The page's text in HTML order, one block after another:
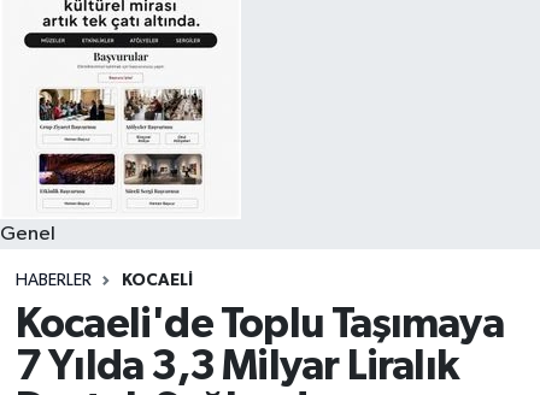
Genel
HABERLER KOCAELI
Kocaeli'de Toplu Taşımaya
7 Yılda 3,3 Milyar Liralık